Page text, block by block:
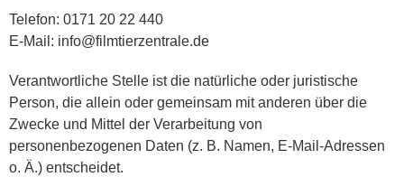
Telefon: 0171 20 22 440
E-Mail: info@filmtierzentrale.de
Verantwortliche Stelle ist die natürliche oder juristische
Person, die allein oder gemeinsam mit anderen über die
Zwecke und Mittel der Verarbeitung von
personenbezogenen Daten (z. B. Namen, E-Mail-Adressen
o. Ä.) entscheidet.